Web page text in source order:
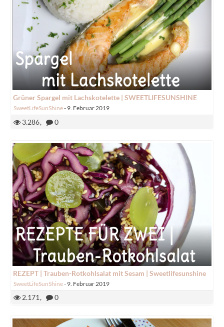
Grüner Spargel mit Lachskotelette | SWEETLIFESUNSHINE
SweetLifeSunShine- 9. Februar 2019
3.286 0
REZEPT | Trauben-Rotkohlsalat mit Sesam | Sweetlifesunshine
SweetLifeSunShine- 9. Februar 2019
2.171 0